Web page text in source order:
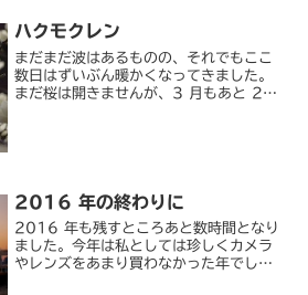
ハクモクレン
まだまだ波はあるものの、それでもここ
数日はずいぶん暖かくなってきました。
まだ桜は開きませんが、3 月もあと 2
2016 年の終わりに
2016 年も残すところあと数時間となり
ました。今年は私としては珍しくカメラ
やレンズをあまり買わなかった年でし